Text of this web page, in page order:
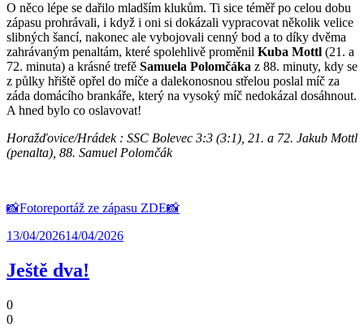
O něco lépe se dařilo mladším klukům. Ti sice téměř po celou dobu
zápasu prohrávali, i když i oni si dokázali vypracovat několik velice
slibných šancí, nakonec ale vybojovali cenný bod a to díky dvěma
zahrávaným penaltám, které spolehlivě proměnil Kuba Mottl (21. a
72. minuta) a krásné trefě Samuela Polomčáka z 88. minuty, kdy se
z půlky hřiště opřel do míče a dalekonosnou střelou poslal míč za
záda domácího brankáře, který na vysoký míč nedokázal dosáhnout.
A hned bylo co oslavovat!
Horažďovice/Hrádek : SSC Bolevec 3:3 (3:1), 21. a 72. Jakub Mottl
(penalta), 88. Samuel Polomčák
📸Fotoreportáž ze zápasu ZDE📸
13/04/202614/04/2026
Ještě dva!
0
0